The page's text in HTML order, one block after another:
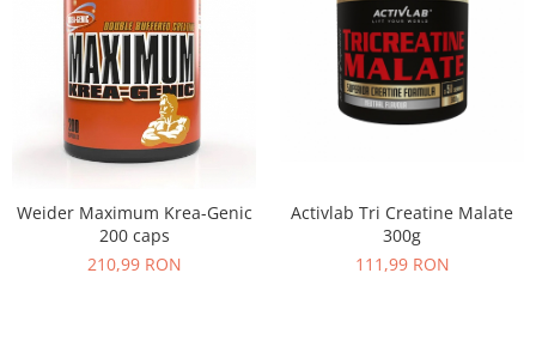
Weider Maximum Krea-Genic
200 caps
210,99 RON
Activlab Tri Creatine Malate
300g
111,99 RON